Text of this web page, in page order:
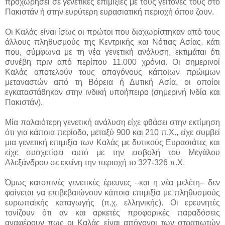
Πακιστάν ή στην ευρύτερη ευρασιατική περιοχή όπου ζουν.
Οι Καλάς είναι ίσως οι πρώτοι που διαχωρίστηκαν από τους
άλλους πληθυσμούς της Κεντρικής και Νότιας Ασίας, κάτι
που, σύμφωνα με τη νέα γενετική ανάλυση, εκτιμάται ότι
συνέβη πριν από περίπου 11.000 χρόνια. Οι σημερινοί
Καλάς αποτελούν τους απογόνους κάποιων πρώιμων
μεταναστών από τη Βόρεια ή Δυτική Ασία, οι οποίοι
εγκαταστάθηκαν στην ινδική υποήπειρο (σημερινή Ινδία και
Πακιστάν).
Μία παλαιότερη γενετική ανάλυση είχε φθάσει στην εκτίμηση
ότι για κάποια περίοδο, μεταξύ 900 και 210 π.Χ., είχε συμβεί
μια γενετική επιμιξία των Καλάς με δυτικούς Ευρασιάτες και
είχε συσχετίσει αυτό με την εισβολή του Μεγάλου
Αλεξάνδρου σε εκείνη την περιοχή το 327-326 π.Χ.
Όμως κατοπινές γενετικές έρευνες –και η νέα μελέτη– δεν
φαίνεται να επιβεβαιώνουν κάποια επιμιξία με πληθυσμούς
ευρωπαϊκής καταγωγής (π.χ. ελληνικής). Οι ερευνητές
τονίζουν ότι αν και αρκετές προφορικές παραδόσεις
αναφέρουν πως οι Καλάς είναι απόγονοι των στρατιωτών